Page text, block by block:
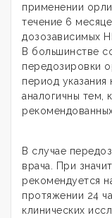
применении
течение 6
дозозависимых
В большинстве
передозировки
период
аналогичны тем,
В случае
врача. При
рекомендуется
протяжении 24
клинических